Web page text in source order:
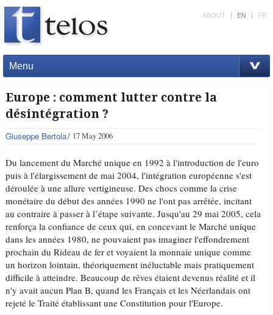
Menu
ABOUT | EN | FR
Europe : comment lutter contre la
désintégration ?
Giuseppe Bertola 17 May 2006
Du lancement du Marché unique en 1992 à l'introduction de l'euro
puis à l'élargissement de mai 2004, l'intégration européenne s'est
déroulée à une allure vertigineuse. Des chocs comme la crise
monétaire du début des années 1990 ne l'ont pas arrêtée, incitant
au contraire à passer à l’étape suivante. Jusqu'au 29 mai 2005, cela
renforça la confiance de ceux qui, en concevant le Marché unique
dans les années 1980, ne pouvaient pas imaginer l'effondrement
prochain du Rideau de fer et voyaient la monnaie unique comme
un horizon lointain, théoriquement inéluctable mais pratiquement
difficile à atteindre. Beaucoup de rêves étaient devenus réalité et il
n'y avait aucun Plan B, quand les Français et les Néerlandais ont
rejeté le Traité établissant une Constitution pour l'Europe.